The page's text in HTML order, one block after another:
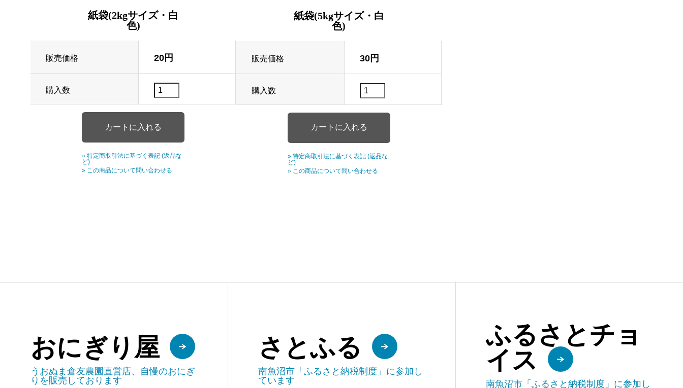
紙袋(2kgサイズ・白
色)
販売価格 20円
購入数
» 特定商取引法に基づく表記 (返品な
ど)
» この商品について問い合わせる
紙袋(5kgサイズ・白
色)
販売価格 30円
購入数
» 特定商取引法に基づく表記 (返品な
ど)
» この商品について問い合わせる
おにぎり屋
うおぬま倉友農園直営店、自慢のおにぎ
りを販売しております
さとふる
南魚沼市「ふるさと納税制度」に参加し
ています
ふるさとチョ
イス
南魚沼市「ふるさと納税制度」に参加し